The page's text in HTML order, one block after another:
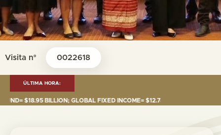
Visita nº 0022618
ÚLTIMA HORA:
BILLION; GLOBAL FIXED INCOME= $12.74 BILLION; GLOBAL